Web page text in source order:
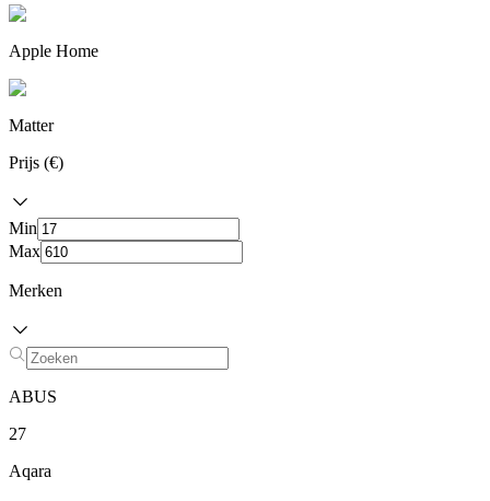
Apple Home
Matter
Prijs (€)
Min
Max
Merken
ABUS
27
Aqara